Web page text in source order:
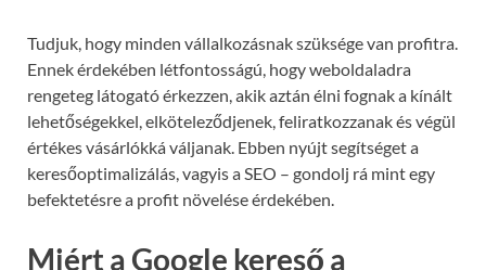
Tudjuk, hogy minden vállalkozásnak szüksége van profitra.
Ennek érdekében létfontosságú, hogy weboldaladra
rengeteg látogató érkezzen, akik aztán élni fognak a kínált
lehetőségekkel, elköteleződjenek, feliratkozzanak és végül
értékes vásárlókká váljanak. Ebben nyújt segítséget a
keresőoptimalizálás, vagyis a SEO – gondolj rá mint egy
befektetésre a profit növelése érdekében.
Miért a Google kereső a